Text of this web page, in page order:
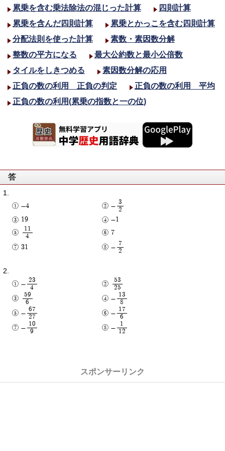
累乗を含む乗法除法の混じった計算
四則計算
累乗を含んだ四則計算
累乗とかっこを含む四則計算
分配法則を使った計算
素数・素因数分解
整数の平方になる
最大公約数と最小公倍数
タイルをしきつめる
素因数分解の応用
正負の数の利用 正負の判定
正負の数の利用 平均
正負の数の利用(累乗の指数と一の位)
答
-4 -
3
2
19 -1
11
4
7
31 -
7
2
-
23
4
53
25
59
6
-
13
8
-
67
27
-
17
6
-
10
9
-
1
12